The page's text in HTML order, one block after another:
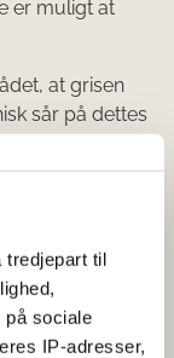
tredjepart til
på sociale
IP-adresser,
er muligt at
at grisen
sår på dettes
hullet i
erkendelig i
af dyrene,